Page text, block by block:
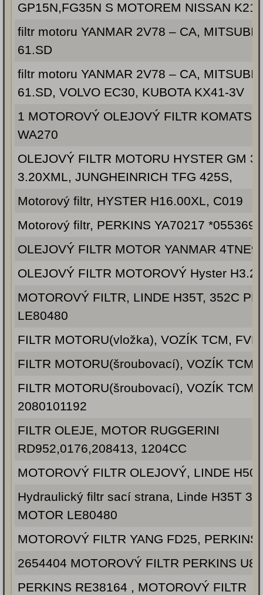
GP15N,FG35N S MOTOREM NISSAN
filtr motoru YANMAR 2V78 – CA,
61.SD
filtr motoru YANMAR 2V78 – CA,
61.SD, VOLVO EC30, KUBOTA KX41-3V
1 MOTOROVÝ OLEJOVÝ FILTR
WA270
OLEJOVÝ FILTR MOTORU HYSTER GM
3.20XML, JUNGHEINRICH TFG 425S,
Motorový filtr, HYSTER H16.00XL, C019
Motorový filtr, PERKINS YA70217
OLEJOVÝ FILTR MOTOR YANMAR
OLEJOVÝ FILTR MOTOROVÝ Hyster
MOTOROVÝ FILTR, LINDE H35T, 352C
LE80480
FILTR MOTORU(vložka), VOZÍK TCM,
FILTR MOTORU(šroubovací), VOZÍK TCM,
FILTR MOTORU(šroubovací), VOZÍK TCM,
2080101192
FILTR OLEJE, MOTOR RUGGERINI
RD952,0176,208413, 1204CC
MOTOROVÝ FILTR OLEJOVÝ, LINDE
Hydraulický filtr sací strana, Linde H35T
MOTOR LE80480
MOTOROVÝ FILTR YANG FD25,
2654404 MOTOROVÝ FILTR PERKINS
PERKINS RE38164 , MOTOROVÝ FILTR